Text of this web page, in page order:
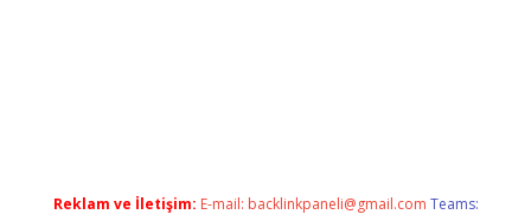
Reklam ve İletişim: E-mail: backlinkpaneli@gmail.com Teams: